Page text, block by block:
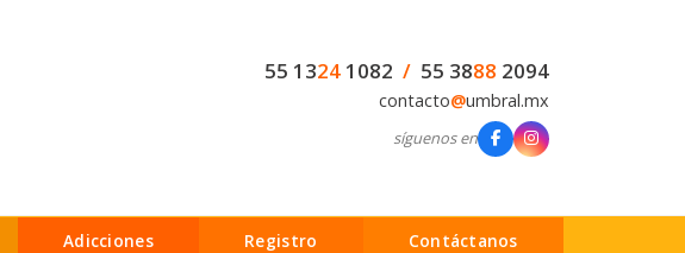
55 1324 1082 / 55 3888 2094
contacto@umbral.mx
síguenos en
Adicciones Registro Contáctanos